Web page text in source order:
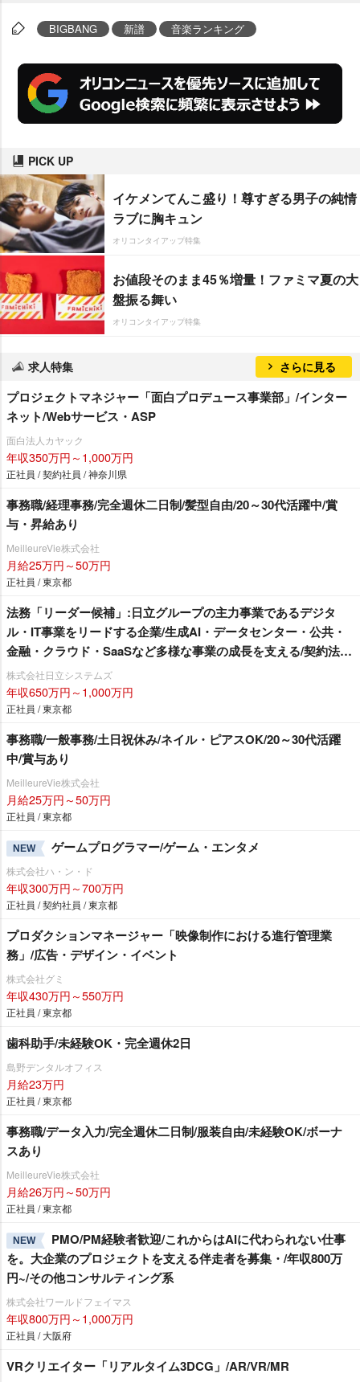
BIGBANG 新譜 音楽ランキング
PICK UP
イケメンてんこ盛り！尊すぎる男子の純情
ラブに胸キュン
オリコンタイアップ特集
お値段そのまま45％増量！ファミマ夏の大
盤振る舞い
オリコンタイアップ特集
求人特集 さらに見る
プロジェクトマネジャー「面白プロデュース事業部」/インター
ネット/Webサービス・ASP
面白法人カヤック
年収350万円～1,000万円
正社員 / 契約社員 / 神奈川県
事務職/経理事務/完全週休二日制/髪型自由/20～30代活躍中/賞
与・昇給あり
MeilleureVie株式会社
月給25万円～50万円
正社員 / 東京都
法務「リーダー候補」:日立グループの主力事業であるデジタ
ル・IT事業をリードする企業/生成AI・データセンター・公共・
金融・クラウド・SaaSなど多様な事業の成長を支える/契約法務
中心/システムインテグレータ・ソフトハウス
株式会社日立システムズ
年収650万円～1,000万円
正社員 / 東京都
事務職/一般事務/土日祝休み/ネイル・ピアスOK/20～30代活躍
中/賞与あり
MeilleureVie株式会社
月給25万円～50万円
正社員 / 東京都
NEW ゲームプログラマー/ゲーム・エンタメ
株式会社ハ・ン・ド
年収300万円～700万円
正社員 / 契約社員 / 東京都
プロダクションマネージャー「映像制作における進行管理業
務」/広告・デザイン・イベント
株式会社グミ
年収430万円～550万円
正社員 / 東京都
歯科助手/未経験OK・完全週休2日
島野デンタルオフィス
月給23万円
正社員 / 東京都
事務職/データ入力/完全週休二日制/服装自由/未経験OK/ボーナ
スあり
MeilleureVie株式会社
月給26万円～50万円
正社員 / 東京都
NEW
PMO/PM経験者歓迎/これからはAIに代わられない仕事
を。大企業のプロジェクトを支える伴走者を募集・/年収800万
円~/その他コンサルティング系
株式会社ワールドフェイマス
年収800万円～1,000万円
正社員 / 大阪府
VRクリエイター「リアルタイム3DCG」/AR/VR/MR